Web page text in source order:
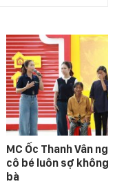
MC Ốc Thanh Vân
cô bé luôn sợ không
bà